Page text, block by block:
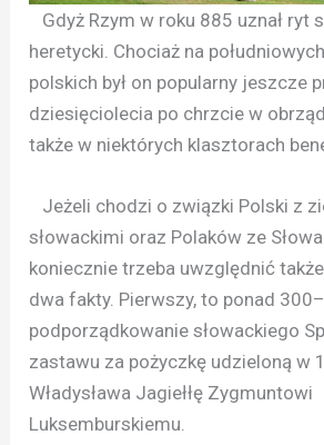
Gdyż Rzym w roku 885 uznał ryt
heretycki. Chociaż na
polskich był on popularny jeszcze
dziesięciolecia po chrzcie w
także w niektórych klasztorach
Jeżeli chodzi o związki Polski z
słowackimi oraz Polaków ze
koniecznie trzeba uwzględnić
dwa fakty. Pierwszy, to ponad
podporządkowanie słowackiego
zastawu za pożyczkę udzieloną w
Władysława Jagiełłę Zygmuntowi
Luksemburskiemu.